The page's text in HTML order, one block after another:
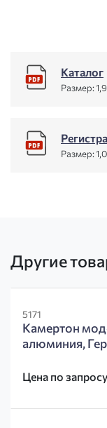
Каталог
Размер:
Размер:
Другие
5171
Камертон
алюминия,
Цена по запросу